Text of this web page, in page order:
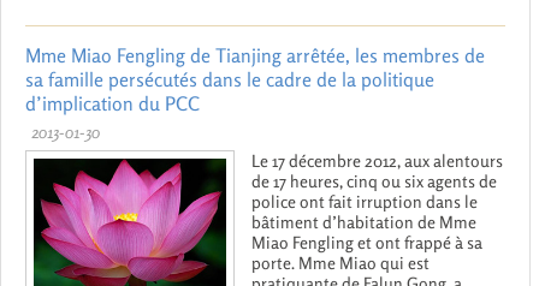
Mme Miao Fengling de Tianjing arrêtée, les membres de
sa famille persécutés dans le cadre de la politique
d’implication du PCC
2013-01-30
Le 17 décembre 2012, aux alentours
de 17 heures, cinq ou six agents de
police ont fait irruption dans le
bâtiment d’habitation de Mme
Miao Fengling et ont frappé à sa
porte. Mme Miao qui est